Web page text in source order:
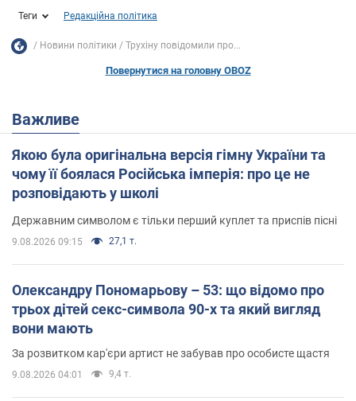
Теги Редакційна політика
Новини політики Трухіну повідомили про...
Повернутися на головну OBOZ
Важливе
Якою була оригінальна версія гімну України та
чому її боялася Російська імперія: про це не
розповідають у школі
Державним символом є тільки перший куплет та приспів пісні
9.08.2026 09:15 27,1 т.
Олександру Пономарьову – 53: що відомо про
трьох дітей секс-символа 90-х та який вигляд
вони мають
За розвитком кар'єри артист не забував про особисте щастя
9.08.2026 04:01 9,4 т.